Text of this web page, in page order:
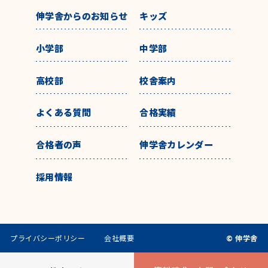
伸学舎からのお知らせ キッズ
小学部 中学部
高校部 校舎案内
よくある質問 合格実績
合格者の声 伸学舎カレンダー
採用情報
プライバシーポリシー 会社概要 © 伸学舎